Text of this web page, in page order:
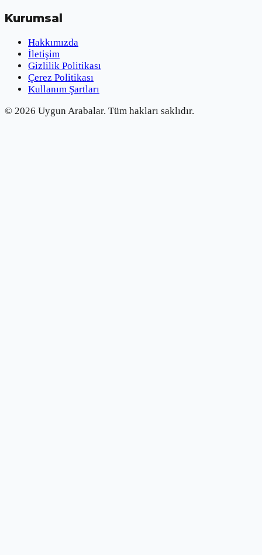
Kurumsal
Hakkımızda
İletişim
Gizlilik Politikası
Çerez Politikası
Kullanım Şartları
© 2026 Uygun Arabalar. Tüm hakları saklıdır.